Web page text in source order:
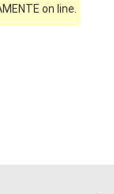
on line.